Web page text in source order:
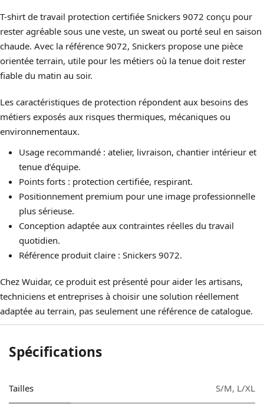
T-shirt de travail protection certifiée Snickers 9072 conçu pour
rester agréable sous une veste, un sweat ou porté seul en saison
chaude. Avec la référence 9072, Snickers propose une pièce
orientée terrain, utile pour les métiers où la tenue doit rester
fiable du matin au soir.
Les caractéristiques de protection répondent aux besoins des
métiers exposés aux risques thermiques, mécaniques ou
environnementaux.
Usage recommandé : atelier, livraison, chantier intérieur et
tenue d’équipe.
Points forts : protection certifiée, respirant.
Positionnement premium pour une image professionnelle
plus sérieuse.
Conception adaptée aux contraintes réelles du travail
quotidien.
Référence produit claire : Snickers 9072.
Chez Wuidar, ce produit est présenté pour aider les artisans,
techniciens et entreprises à choisir une solution réellement
adaptée au terrain, pas seulement une référence de catalogue.
Spécifications
Tailles S/M, L/XL